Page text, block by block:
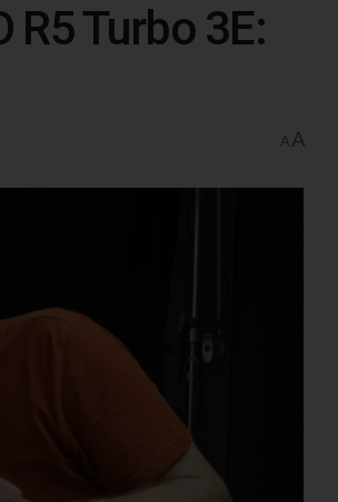
R5 Turbo 3E:
A A